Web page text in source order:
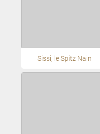
Sissi, le Spitz Nain